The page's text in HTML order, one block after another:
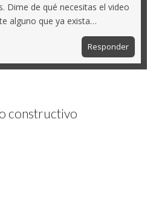
Dime de qué necesitas el video
alguno que ya exista…
Responder
constructivo